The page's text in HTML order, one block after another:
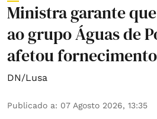
Ministra garante
ao grupo Águas de
afetou
DN/Lusa
Publicado a: 07 Agosto 2026, 13:35